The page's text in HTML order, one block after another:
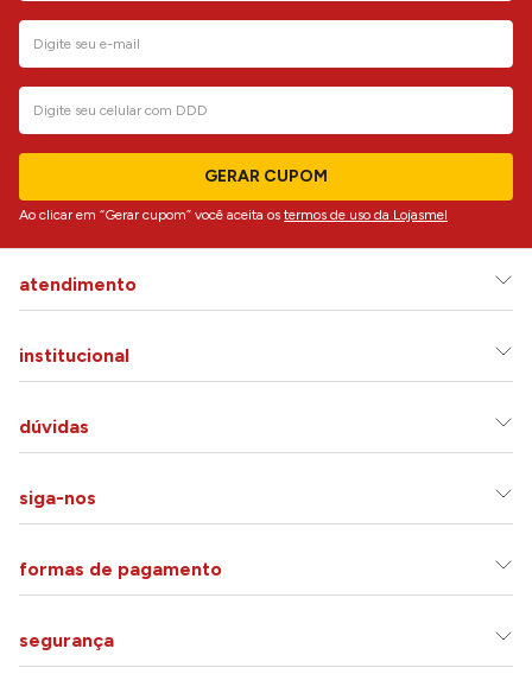
GERAR CUPOM
Ao clicar em “Gerar cupom” você aceita os termos de uso da Lojasmel
atendimento
institucional
dúvidas
siga-nos
formas de pagamento
segurança